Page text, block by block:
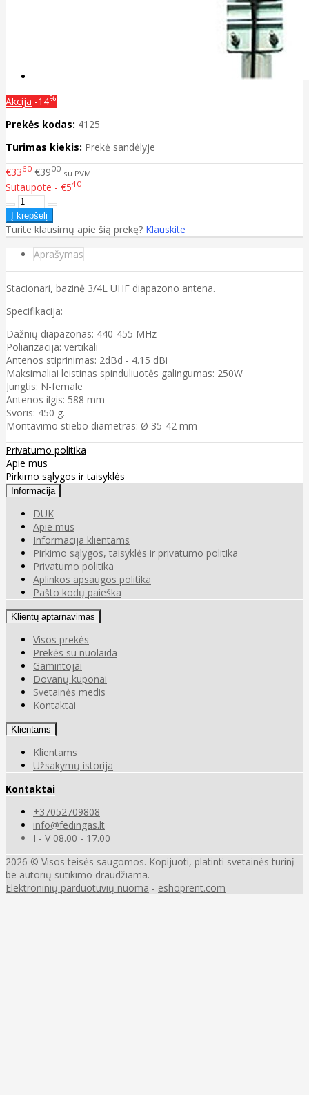
Akcija -14%
Prekės kodas: 4125
Turimas kiekis: Prekė sandėlyje
€3360 €3900 su PVM
Sutaupote - €540
Turite klausimų apie šią prekę? Klauskite
Aprašymas
Stacionari, bazinė 3/4L UHF diapazono antena.
Specifikacija:
Dažnių diapazonas: 440-455 MHz
Poliarizacija: vertikali
Antenos stiprinimas: 2dBd - 4.15 dBi
Maksimaliai leistinas spinduliuotės galingumas: 250W
Jungtis: N-female
Antenos ilgis: 588 mm
Svoris: 450 g.
Montavimo stiebo diametras: Ø 35-42 mm
Privatumo politika
Apie mus
Pirkimo sąlygos ir taisyklės
Informacija
DUK
Apie mus
Informacija klientams
Pirkimo sąlygos, taisyklės ir privatumo politika
Privatumo politika
Aplinkos apsaugos politika
Pašto kodų paieška
Klientų aptarnavimas
Visos prekės
Prekės su nuolaida
Gamintojai
Dovanų kuponai
Svetainės medis
Kontaktai
Klientams
Klientams
Užsakymų istorija
Kontaktai
+37052709808
info@fedingas.lt
I - V 08.00 - 17.00
2026 © Visos teisės saugomos. Kopijuoti, platinti svetainės turinį
be autorių sutikimo draudžiama.
Elektroninių parduotuvių nuoma - eshoprent.com